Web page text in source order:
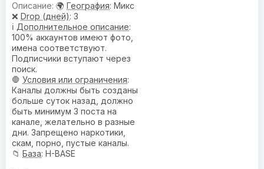
🌍 География: Микс
❌ Drop (дней): 3
ℹ️ Дополнительное описание:
100% аккаунтов имеют фото,
имена соответствуют.
Подписчики вступают через
поиск.
🛑 Условия или ограничения:
Каналы должны быть созданы
больше суток назад, должно
быть минимум 3 поста на
канале, желательно в разные
дни. Запрещено наркотики,
скам, порно, пустые каналы.
📁 База: H-BASE